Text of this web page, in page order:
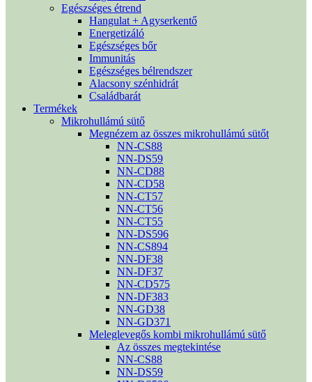
Egészséges étrend
Hangulat + Agyserkentő
Energetizáló
Egészséges bőr
Immunitás
Egészséges bélrendszer
Alacsony szénhidrát
Családbarát
Termékek
Mikrohullámú sütő
Megnézem az összes mikrohullámú sütőt
NN-CS88
NN-DS59
NN-CD88
NN-CD58
NN-CT57
NN-CT56
NN-CT55
NN-DS596
NN-CS894
NN-DF38
NN-DF37
NN-CD575
NN-DF383
NN-GD38
NN-GD371
Meleglevegős kombi mikrohullámú sütő
Az összes megtekintése
NN-CS88
NN-DS59